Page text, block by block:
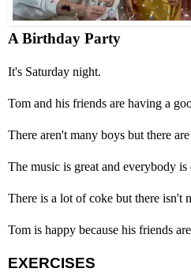
A Birthday Party
It's Saturday night.
Tom and his friends are having a
There aren't many boys but there
The music is great and everybody is
There is a lot of coke but there isn't
Tom is happy because his friends
EXERCISES